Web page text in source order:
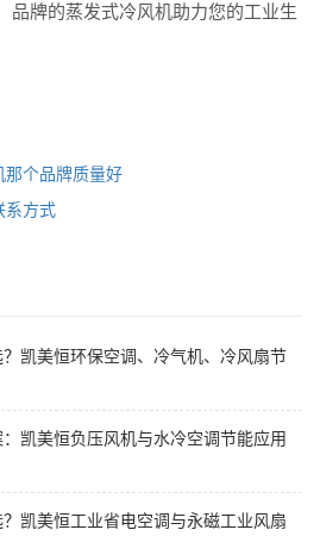
品牌的蒸发式冷风机助力您的工业生
那个品牌质量好
系方式
凯美恒环保空调、冷气机、冷风扇节
凯美恒负压风机与水冷空调节能应用
凯美恒工业省电空调与永磁工业风扇